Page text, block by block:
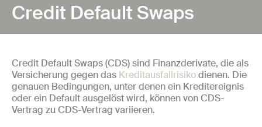
Credit Default Swaps
Credit Default Swaps (CDS) sind Finanzderivate, die als
Versicherung gegen das Kreditausfallrisikodienen. Die
genauen Bedingungen, unter denen ein Kreditereignis
oder ein Default ausgelöst wird, können von CDS-
Vertrag zu CDS-Vertrag variieren.